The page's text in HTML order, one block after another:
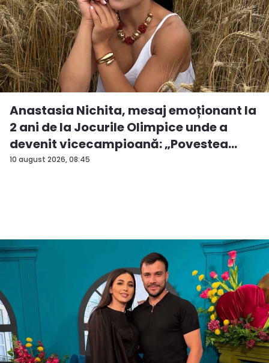
10 august 2026, 08:45
Anastasia Nichita, mesaj emoționant la
2 ani de la Jocurile Olimpice unde a
devenit vicecampioană: „Povestea
mea...